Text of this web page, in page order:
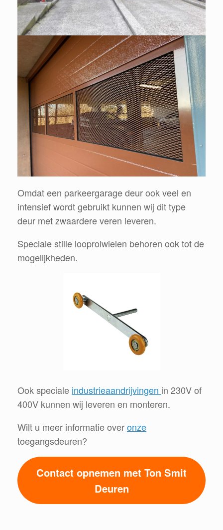
Omdat een parkeergarage deur ook veel en
intensief wordt gebruikt kunnen wij dit type
deur met zwaardere veren leveren.
Speciale stille looprolwielen behoren ook tot de
mogelijkheden.
Ook speciale industrieaandrijvingen in 230V of
400V kunnen wij leveren en monteren.
Wilt u meer informatie overonze
toegangsdeuren?
Contact opnemen met Ton Smit
Deuren